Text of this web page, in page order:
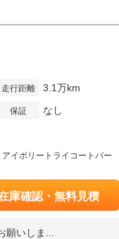
走行距離 3.1万km
保証 なし
アイボリートライコートパー
庫確認・無料見積
いしま...